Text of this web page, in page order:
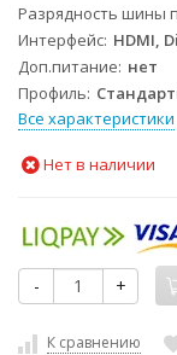
Разрядность шины
Интерфейс HDMI,
Доп.питание нет
Профиль
Все характеристики
Нет в наличии
- +
К сравнению